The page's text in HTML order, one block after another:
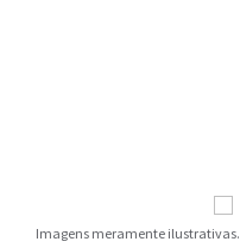
Imagens meramente ilustrativas.